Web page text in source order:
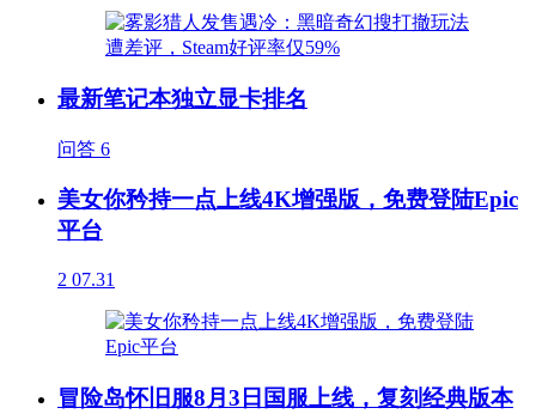
最新笔记本独立显卡排名
问答 6
美女你矜持一点上线4K增强版，免费登陆Epic
平台
2 07.31
冒险岛怀旧服8月3日国服上线，复刻经典版本